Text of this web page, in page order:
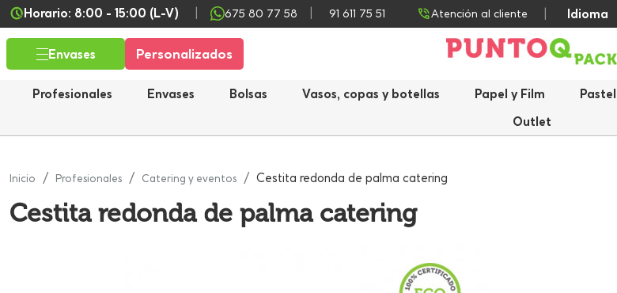
Horario: 8:00 - 15:00 (L-V) 675 80 77 58 91 611 75 51 Atención al cliente Idioma
Envases Personalizados
Profesionales Envases Bolsas Vasos, copas y botellas Papel y Film
Outlet
Inicio Profesionales Catering y eventos Cestita redonda de palma catering
Cestita redonda de palma catering